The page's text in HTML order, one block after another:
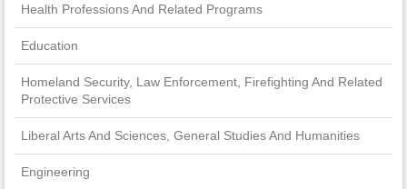
Health Professions And Related Programs
Education
Homeland Security, Law Enforcement, Firefighting And Related
Protective Services
Liberal Arts And Sciences, General Studies And Humanities
Engineering